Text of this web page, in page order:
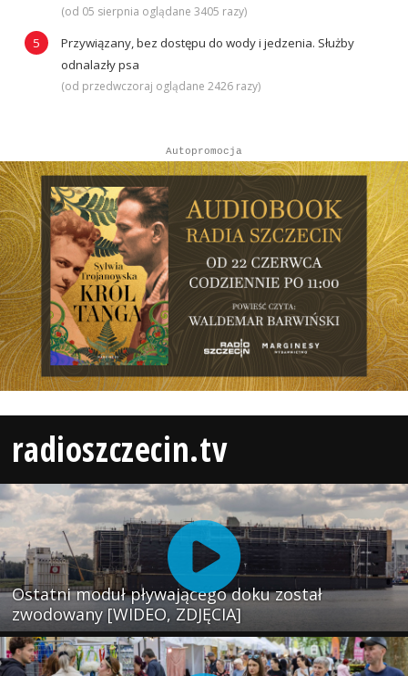
(od 05 sierpnia oglądane 3405 razy)
Przywiązany, bez dostępu do wody i jedzenia. Służby
odnalazły psa
(od przedwczoraj oglądane 2426 razy)
Autopromocja
radioszczecin.tv
Ostatni moduł pływającego doku został
zwodowany [WIDEO, ZDJĘCIA]